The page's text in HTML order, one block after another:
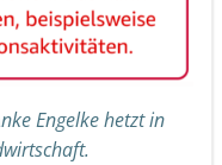
Engelke hetzt in